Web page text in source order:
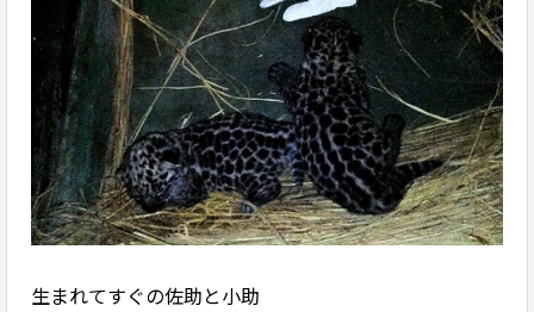
生まれてすぐの佐助と小助